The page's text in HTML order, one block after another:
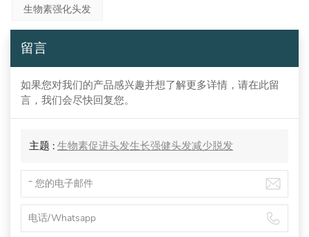
生物素强化头发
留言
如果您对我们的产品感兴趣并想了解更多详情，请在此留
言，我们会尽快回复您。
主题 : 生物素促进头发生长强健头发减少脱发